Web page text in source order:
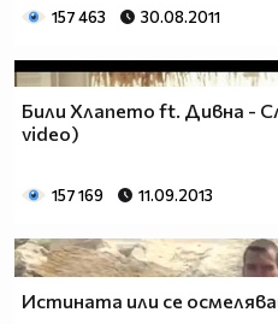
157 463 30.08.2011
Били Хлапето ft. Дивна -
video)
157 169 11.09.2013
Истината или се